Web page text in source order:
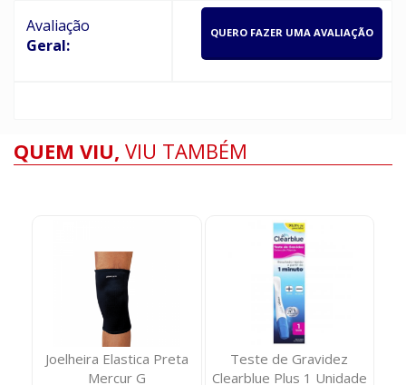
Avaliação
Geral:
QUERO FAZER UMA AVALIAÇÃO
QUEM VIU, VIU TAMBÉM
Joelheira Elastica Preta
Mercur G
Teste de Gravidez
Clearblue Plus 1 Unidade